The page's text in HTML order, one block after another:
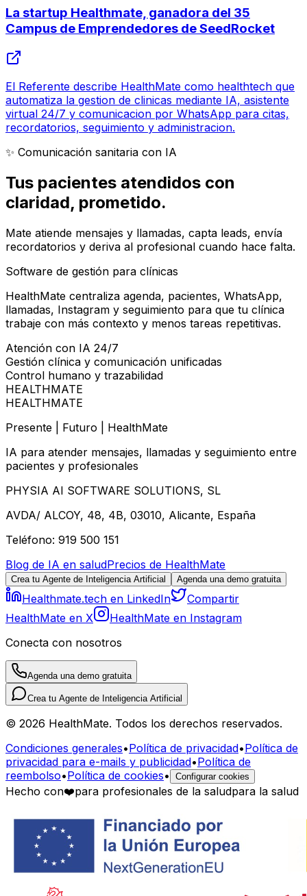
La startup Healthmate, ganadora del 35
Campus de Emprendedores de SeedRocket
El Referente describe HealthMate como healthtech que
automatiza la gestion de clinicas mediante IA, asistente
virtual 24/7 y comunicacion por WhatsApp para citas,
recordatorios, seguimiento y administracion.
✨ Comunicación sanitaria con IA
Tus pacientes atendidos con
claridad, prometido.
Mate atiende mensajes y llamadas, capta leads, envía
recordatorios y deriva al profesional cuando hace falta.
Software de gestión para clínicas
HealthMate centraliza agenda, pacientes, WhatsApp,
llamadas, Instagram y seguimiento para que tu clínica
trabaje con más contexto y menos tareas repetitivas.
Atención con IA 24/7
Gestión clínica y comunicación unificadas
Control humano y trazabilidad
HEALTHMATE
HEALTHMATE
Presente | Futuro | HealthMate
IA para atender mensajes, llamadas y seguimiento entre
pacientes y profesionales
PHYSIA AI SOFTWARE SOLUTIONS, SL
AVDA/ ALCOY, 48, 4B, 03010, Alicante, España
Teléfono: 919 500 151
Blog de IA en saludPrecios de HealthMate
Crea tu Agente de Inteligencia Artificial Agenda una demo gratuita
Healthmate.tech en LinkedIn
Compartir
HealthMate en X
HealthMate en Instagram
Conecta con nosotros
Agenda una demo gratuita
Crea tu Agente de Inteligencia Artificial
© 2026 HealthMate. Todos los derechos reservados.
Condiciones generales•Política de privacidad•Política de
privacidad para e-mails y publicidad•Política de
reembolso•Política de cookies• Configurar cookies
Hecho con❤️para profesionales de la saludpara la salud